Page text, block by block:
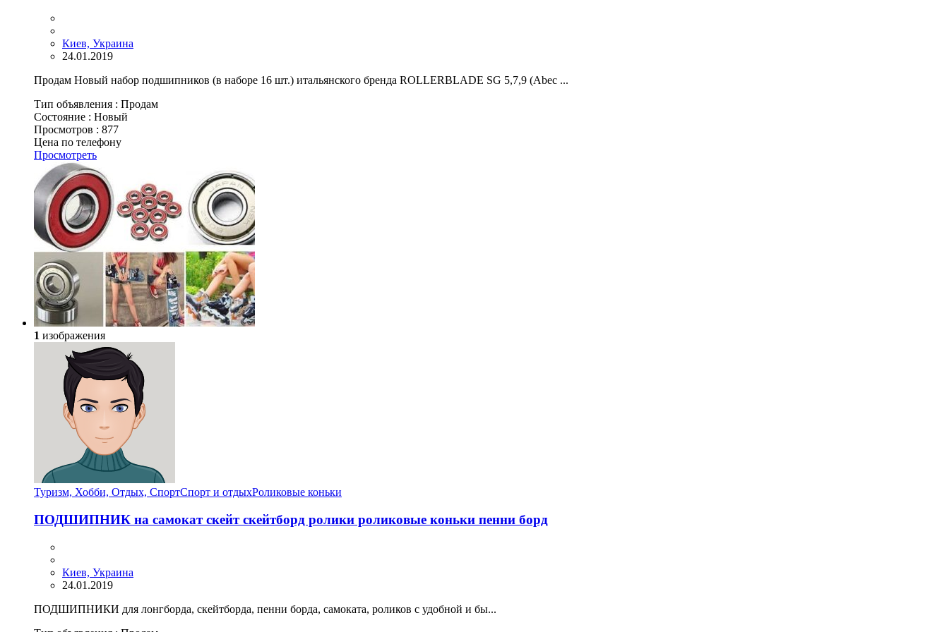
Киев, Украина
24.01.2019
Продам Новый набор подшипников (в наборе 16 шт.) итальянского бренда ROLLERBLADE SG 5,7,9 (Abec ...
Тип объявления : Продам
Состояние : Новый
Просмотров : 877
Цена по телефону
Просмотреть
1 изображения
Туризм, Хобби, Отдых, СпортСпорт и отдыхРоликовые коньки
ПОДШИПНИК на самокат скейт скейтборд ролики роликовые коньки пенни борд
Киев, Украина
24.01.2019
ПОДШИПНИКИ для лонгборда, скейтборда, пенни борда, самоката, роликов c удобной и бы...